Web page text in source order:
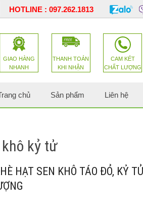
HOTLINE : 097.262.1813
GIAO HÀNG
NHANH
THANH TOÁN
KHI NHẬN
CAM KÉT
CHẤT LƯỢNG
chủ Sản phẩm Liên hệ
kỷ tử
HẠT SEN KHÔ TÁO ĐỎ, KỶ